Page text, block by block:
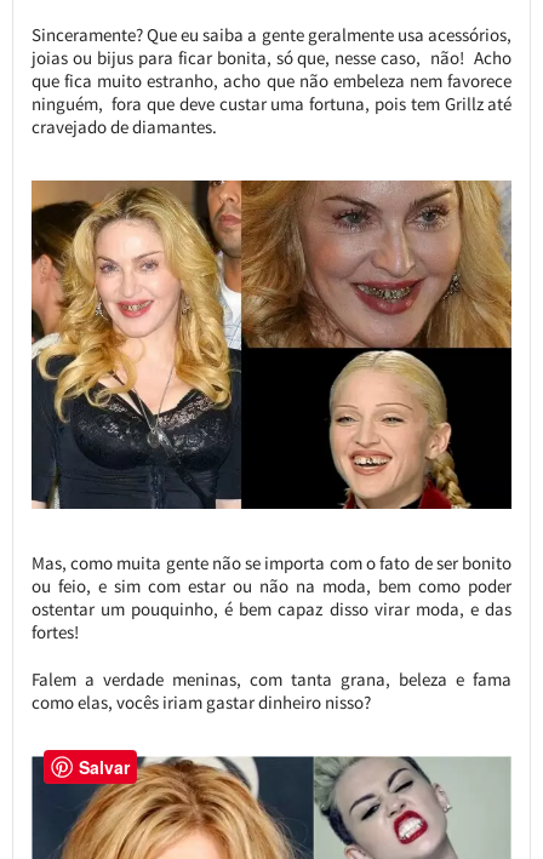
Sinceramente? Que eu saiba a gente geralmente usa acessórios,
joias ou bijus para ficar bonita, só que, nesse caso, não! Acho
que fica muito estranho, acho que não embeleza nem favorece
ninguém, fora que deve custar uma fortuna, pois tem Grillz até
cravejado de diamantes.
Mas, como muita gente não se importa com o fato de ser bonito
ou feio, e sim com estar ou não na moda, bem como poder
ostentar um pouquinho, é bem capaz disso virar moda, e das
fortes!
Falem a verdade meninas, com tanta grana, beleza e fama
como elas, vocês iriam gastar dinheiro nisso?
Salvar